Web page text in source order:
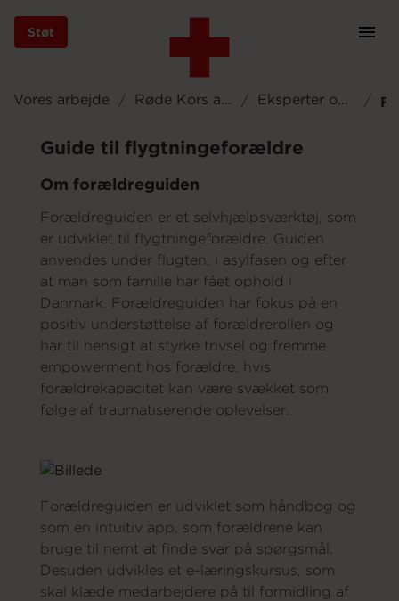
hovedindhold
Støt
Støt
Bliv frivillig
Vores indsatser
Genbrug
Om os
Vores arbejde Røde Kors asyl Eksperter og viden i asyl
Guide til flygtningeforældre
Om forældreguiden
Forældreguiden er et selvhjælpsværktøj, som
er udviklet til flygtningeforældre. Guiden
anvendes under flugten, i asylfasen og efter
at man som familie har fået ophold i
Danmark. Forældreguiden har fokus på en
positiv understøttelse af forældrerollen og
har til hensigt at styrke trivsel og fremme
empowerment hos forældre, hvis
forældrekapacitet kan være svækket som
følge af traumatiserende oplevelser.
Forældreguiden er udviklet som håndbog og
som en intuitiv app, som forældrene kan
bruge til nemt at finde svar på spørgsmål.
Desuden udvikles et e-læringskursus, som
skal klæde medarbejdere på til formidling af